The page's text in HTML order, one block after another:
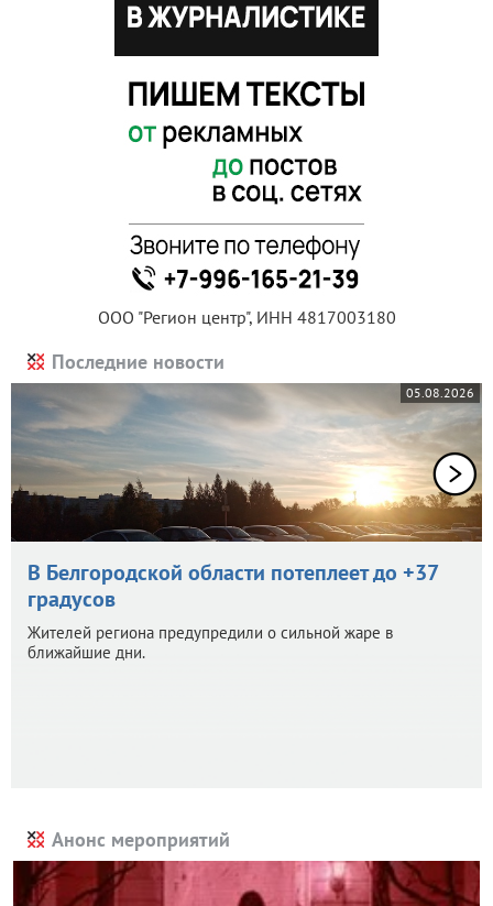
ООО "Регион центр", ИНН 4817003180
Последние новости
05.08.2026
В Белгородской области потеплеет до +37
градусов
Жителей региона предупредили о сильной жаре в
ближайшие дни.
Анонс мероприятий